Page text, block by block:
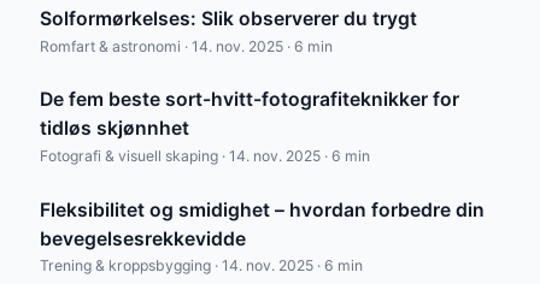
Solformørkelses: Slik observerer du trygt
Romfart & astronomi · 14. nov. 2025 · 6 min
De fem beste sort-hvitt-fotografiteknikker for
tidløs skjønnhet
Fotografi & visuell skaping · 14. nov. 2025 · 6 min
Fleksibilitet og smidighet – hvordan forbedre din
bevegelsesrekkevidde
Trening & kroppsbygging · 14. nov. 2025 · 6 min